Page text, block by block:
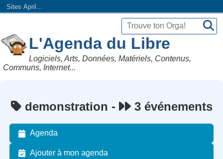
Sites April...
L'Agenda du Libre
Logiciels, Arts, Données, Matériels, Contenus,
Communs, Internet...
demonstration - 3 événements
Agenda
Ajouter à mon agenda